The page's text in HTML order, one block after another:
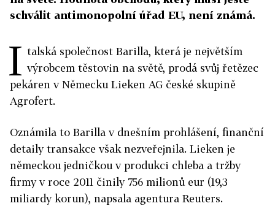
schválit antimonopolní úřad EU, není známá.
I talská společnost Barilla, která je největším
výrobcem těstovin na světě, prodá svůj řetězec
pekáren v Německu Lieken AG české skupině
Agrofert.
Oznámila to Barilla v dnešním prohlášení, finanční
detaily transakce však nezveřejnila. Lieken je
německou jedničkou v produkci chleba a tržby
firmy v roce 2011 činily 756 milionů eur (19,3
miliardy korun), napsala agentura Reuters.